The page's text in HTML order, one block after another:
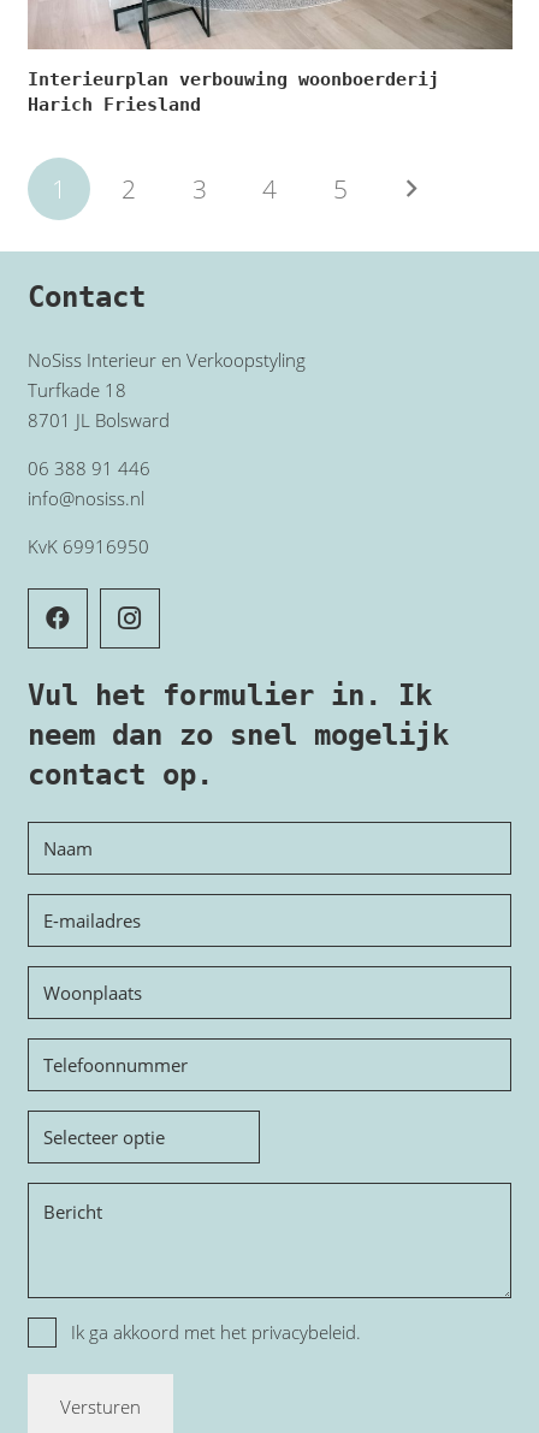
Interieurplan verbouwing woonboerderij
Harich Friesland
1 2 3 4 5
Contact
NoSiss Interieur en Verkoopstyling
Turfkade 18
8701 JL Bolsward
06 388 91 446
info@nosiss.nl
KvK 69916950
Vul het formulier in. Ik
neem dan zo snel mogelijk
contact op.
Woonplaats
Telefoon
Onderwerp
PrivacyIk ga akkoord met het privacybeleid.